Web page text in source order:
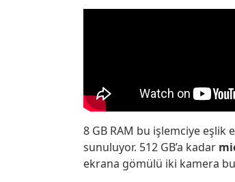
8 GB RAM bu işlemciye eşlik
sunuluyor. 512 GB’a kadar
ekrana gömülü iki kamera